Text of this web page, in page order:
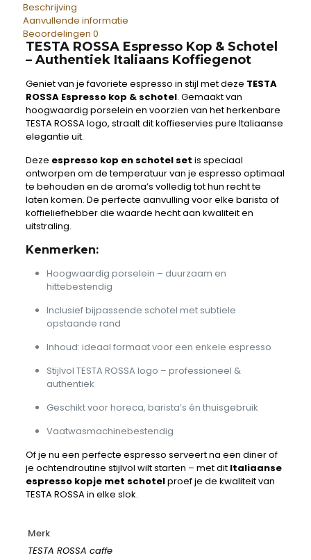
Beschrijving
Aanvullende informatie
Beoordelingen 0
TESTA ROSSA Espresso Kop & Schotel
– Authentiek Italiaans Koffiegenot
Geniet van je favoriete espresso in stijl met deze TESTA
ROSSA Espresso kop & schotel. Gemaakt van
hoogwaardig porselein en voorzien van het herkenbare
TESTA ROSSA logo, straalt dit koffieservies pure Italiaanse
elegantie uit.
Deze espresso kop en schotel set is speciaal
ontworpen om de temperatuur van je espresso optimaal
te behouden en de aroma’s volledig tot hun recht te
laten komen. De perfecte aanvulling voor elke barista of
koffieliefhebber die waarde hecht aan kwaliteit en
uitstraling.
Kenmerken:
Hoogwaardig porselein – duurzaam en
hittebestendig
Inclusief bijpassende schotel met subtiele
opstaande rand
Inhoud: ideaal formaat voor een enkele espresso
Stijlvol TESTA ROSSA logo – professioneel &
authentiek
Geschikt voor horeca, barista’s én thuisgebruik
Vaatwasmachinebestendig
Of je nu een perfecte espresso serveert na een diner of
je ochtendroutine stijlvol wilt starten – met dit Italiaanse
espresso kopje met schotelproef je de kwaliteit van
TESTA ROSSA in elke slok.
Merk
TESTA ROSSA caffe